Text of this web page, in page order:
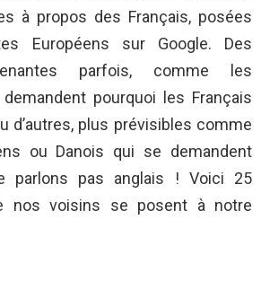
à propos des Français, posées
Européens sur Google. Des
parfois, comme les
pourquoi les Français
d’autres, plus prévisibles comme
ou Danois qui se demandent
parlons pas anglais ! Voici 25
nos voisins se posent à notre